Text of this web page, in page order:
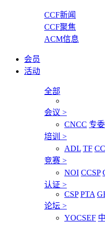
CCF新闻
CCF聚焦
ACM信息
会员
活动
全部
会议 >
CNCC 专
培训 >
ADL TF
竞赛 >
NOI CCSP
认证 >
CSP PTA
论坛 >
YOCSEF